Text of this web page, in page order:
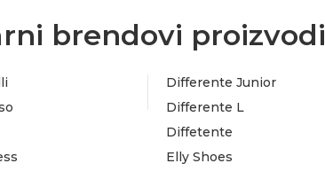
brendovi proizvodi
Differente Junior
Differente L
Diffetente
Elly Shoes